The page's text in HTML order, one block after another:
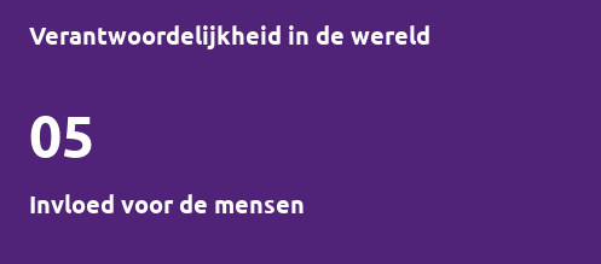
Verantwoordelijkheid in de wereld
05
Invloed voor de mensen